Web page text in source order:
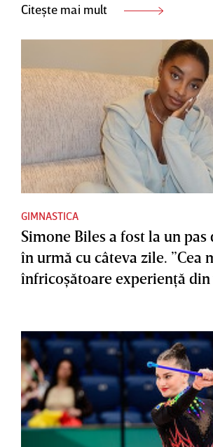
Citește mai mult
GIMNASTICA
Simone Biles a fost la un pas
în urmă cu câteva zile. ”Cea
înfricoşătoare experienţă din